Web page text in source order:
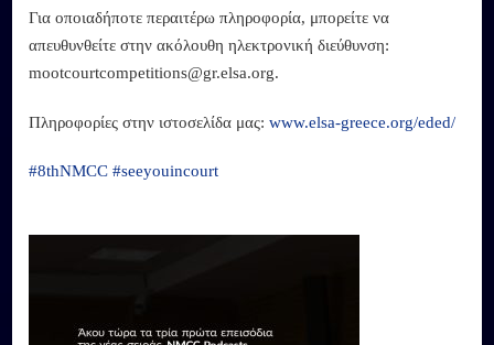
Για οποιαδήποτε περαιτέρω πληροφορία, μπορείτε να
απευθυνθείτε στην ακόλουθη ηλεκτρονική διεύθυνση:
mootcourtcompetitions@gr.elsa.org.
Πληροφορίες στην ιστοσελίδα μας:www.elsa-greece.org/eded/
#8thNMCC #seeyouincourt